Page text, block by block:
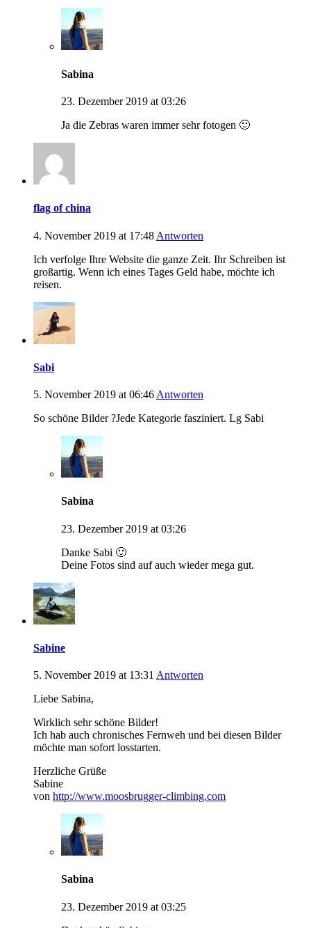
Sabina
23. Dezember 2019 at 03:26
Ja die Zebras waren immer sehr fotogen 🙂
flag of china
4. November 2019 at 17:48 Antworten
Ich verfolge Ihre Website die ganze Zeit. Ihr Schreiben ist
großartig. Wenn ich eines Tages Geld habe, möchte ich
reisen.
Sabi
5. November 2019 at 06:46 Antworten
So schöne Bilder ?Jede Kategorie fasziniert. Lg Sabi
Sabina
23. Dezember 2019 at 03:26
Danke Sabi 🙂
Deine Fotos sind auf auch wieder mega gut.
Sabine
5. November 2019 at 13:31 Antworten
Liebe Sabina,
Wirklich sehr schöne Bilder!
Ich hab auch chronisches Fernweh und bei diesen Bilder
möchte man sofort losstarten.
Herzliche Grüße
Sabine
von http://www.moosbrugger-climbing.com
Sabina
23. Dezember 2019 at 03:25